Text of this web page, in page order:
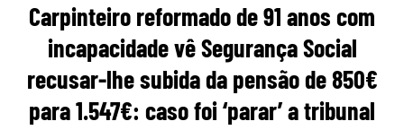
Carpinteiro reformado de 91 anos com
incapacidade vê Segurança Social
recusar-lhe subida da pensão de 850€
para 1.547€: caso foi ‘parar’ a tribunal